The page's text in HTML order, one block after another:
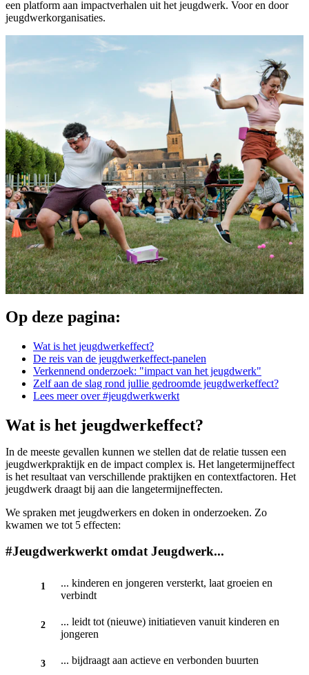
een platform aan impactverhalen uit het jeugdwerk. Voor en door
jeugdwerkorganisaties.
Op deze pagina:
Wat is het jeugdwerkeffect?
De reis van de jeugdwerkeffect-panelen
Verkennend onderzoek: "impact van het jeugdwerk"
Zelf aan de slag rond jullie gedroomde jeugdwerkeffect?
Lees meer over #jeugdwerkwerkt
Wat is het jeugdwerkeffect?
In de meeste gevallen kunnen we stellen dat de relatie tussen een
jeugdwerkpraktijk en de impact complex is. Het langetermijneffect
is het resultaat van verschillende praktijken en contextfactoren. Het
jeugdwerk draagt bij aan die langetermijneffecten.
We spraken met jeugdwerkers en doken in onderzoeken. Zo
kwamen we tot 5 effecten:
#Jeugdwerkwerkt omdat Jeugdwerk...
... kinderen en jongeren versterkt, laat groeien en
verbindt
... leidt tot (nieuwe) initiatieven vanuit kinderen en
jongeren
... bijdraagt aan actieve en verbonden buurten